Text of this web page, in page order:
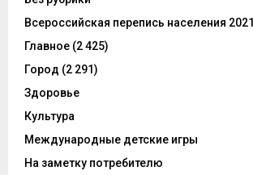
Всероссийская перепись населения 2021
Главное (2 425)
Город (2 291)
Здоровье
Культура
Международные детские игры
На заметку потребителю